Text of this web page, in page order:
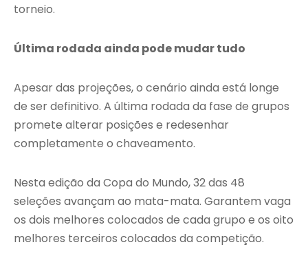
torneio.
Última rodada ainda pode mudar tudo
Apesar das projeções, o cenário ainda está longe
de ser definitivo. A última rodada da fase de grupos
promete alterar posições e redesenhar
completamente o chaveamento.
Nesta edição da Copa do Mundo, 32 das 48
seleções avançam ao mata-mata. Garantem vaga
os dois melhores colocados de cada grupo e os oito
melhores terceiros colocados da competição.